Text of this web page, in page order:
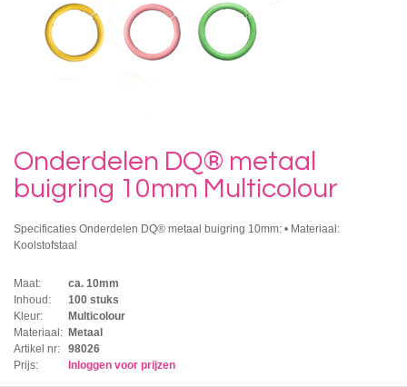
Onderdelen DQ® metaal
buigring 10mm Multicolour
Specificaties Onderdelen DQ® metaal buigring 10mm: • Materiaal:
Koolstofstaal
Maat:
ca. 10mm
Inhoud:
100 stuks
Kleur:
Multicolour
Materiaal: Metaal
Artikel nr:
98026
Prijs:
Inloggen voor prijzen